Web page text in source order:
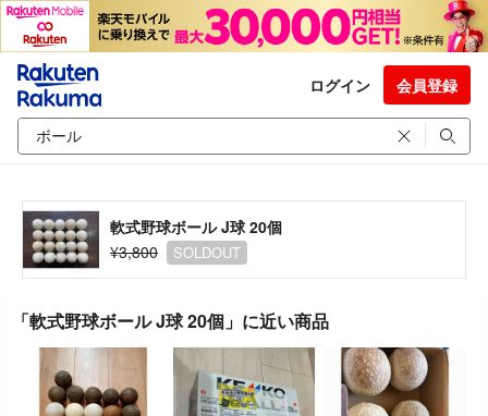
ログイン 会員登録
軟式野球ボール J球 20個
¥3,800
SOLDOUT
「軟式野球ボール J球 20個」に近い商品